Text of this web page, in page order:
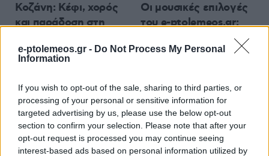
e-ptolemeos.gr - Do Not Process My Personal
Information
If you wish to opt-out of the sale, sharing to third parties, or
processing of your personal or sensitive information for
targeted advertising by us, please use the below opt-out
section to confirm your selection. Please note that after your
opt-out request is processed you may continue seeing
interest-based ads based on personal information utilized by
Κοζάνη: Κέφι, χορός
και παράδοση στη
κόσμου στο πανηγύρι
Αγίου Νικάνορα
(Φωτογραφίες &
βίντεο)
7 Αυγούστου 2026, 2:23 πμ
Οι μουσικές επιλογές
του e-ptolemeos.gr:
Ready (1991)